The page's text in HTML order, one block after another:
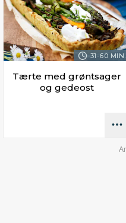
31-60 MIN.
Tærte med grøntsager
og gedeost